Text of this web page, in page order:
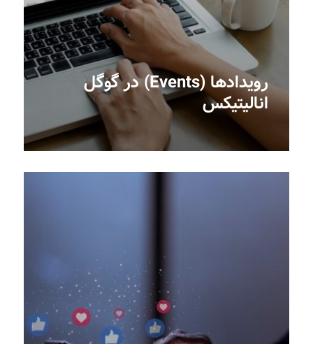
رویدادها (Events) در گوگل
انالیتیکس‎